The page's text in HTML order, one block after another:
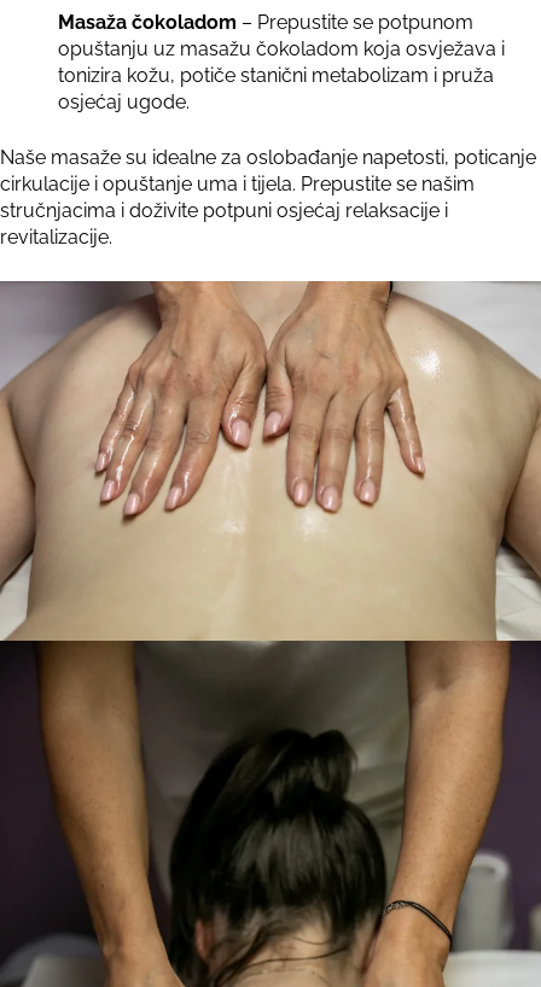
Masaža čokoladom – Prepustite se potpunom
opuštanju uz masažu čokoladom koja osvježava i
tonizira kožu, potiče stanični metabolizam i pruža
osjećaj ugode.
Naše masaže su idealne za oslobađanje napetosti, poticanje
cirkulacije i opuštanje uma i tijela. Prepustite se našim
stručnjacima i doživite potpuni osjećaj relaksacije i
revitalizacije.